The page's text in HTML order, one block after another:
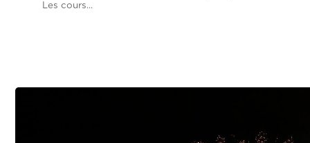
Les cours...